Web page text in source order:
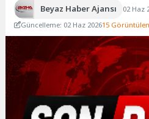
Beyaz Haber Ajansı
02 Haz
Güncelleme: 02 Haz 202615